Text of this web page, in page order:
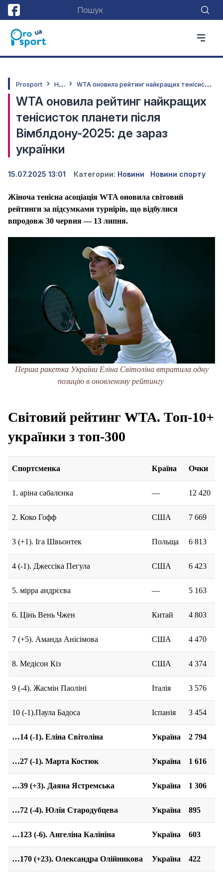
Prosport Н
овини W
TA оновила рейтинг найкращих тенісисток планети після Вімблдону-2025: де зараз українки
WTA оновила рейтинг найкращих
тенісисток планети після
Вімблдону-2025: де зараз
українки
15.07.2025 13:01 Категории: Новини Новини спорту
Жіноча тенісна асоціація WTA оновила світовий
рейтинги за підсумками турнірів, що відбулися
впродовж 30 червня — 13 липня.
Перша ракетка України Еліна Світоліна втратила одну
позицію в оновленому рейтингу
Світовий рейтинг WTA. Топ-10+
українки з топ-300
Спортсменка Країна Очки
1. аріна сабалєнка — 12 420
2. Коко Гофф США 7 669
3 (+1). Іга Швьонтек Польща 6 813
4 (-1). Джессіка Пегула США 6 423
5. мірра андрєєва — 5 163
6. Цінь Вень Чжен Китай 4 803
7 (+5). Аманда Анісімова США 4 470
8. Медісон Кіз США 4 374
9 (-4). Жасмін Паоліні Італія 3 576
10 (-1).Паула Бадоса Іспанія 3 454
…14 (-1). Еліна Світоліна Україна 2 794
…27 (-1). Марта Костюк Україна 1 616
…39 (+3). Даяна Ястремська Україна 1 306
…72 (-4). Юлія Стародубцева Україна 895
…123 (-6). Ангеліна Калініна Україна 603
…170 (+23). Олександра Олійникова Україна 422